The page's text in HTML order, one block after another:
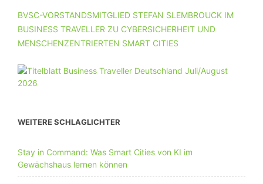
BVSC-VORSTANDSMITGLIED STEFAN SLEMBROUCK IM
BUSINESS TRAVELLER ZU CYBERSICHERHEIT UND
MENSCHENZENTRIERTEN SMART CITIES
WEITERE SCHLAGLICHTER
Stay in Command: Was Smart Cities von KI im
Gewächshaus lernen können